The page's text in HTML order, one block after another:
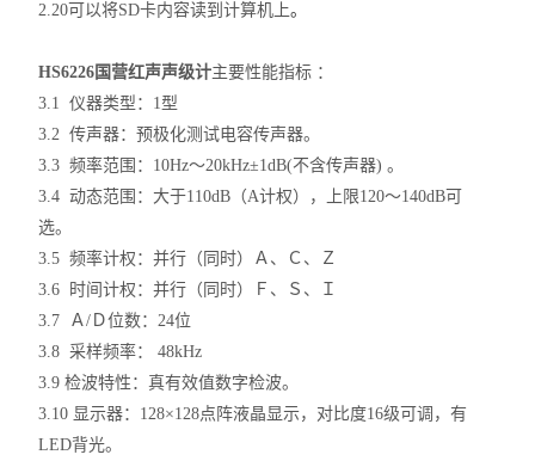
2.20可以将SD卡内容读到计算机上。
HS6226 国营红声声级计主要性能指标 ：
3.1 仪器类型：1型
3.2 传声器：预极化测试电容传声器。
3.3 频率范围：10Hz～20kHz±1dB(不含传声器) 。
3.4 动态范围：大于110dB（A计权），上限120～140dB可
选。
3.5 频率计权：并行（同时）Ａ、Ｃ、Ｚ
3.6 时间计权：并行（同时）Ｆ、Ｓ、Ｉ
3.7 Ａ/Ｄ位数：24位
3.8 采样频率： 48kHz
3.9 检波特性：真有效值数字检波。
3.10 显示器：128×128点阵液晶显示，对比度16级可调，有
LED背光。